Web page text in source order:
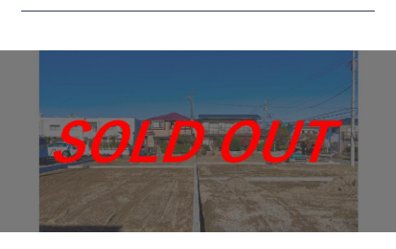
不動産事業
お客様の声
会社情報
お知らせ